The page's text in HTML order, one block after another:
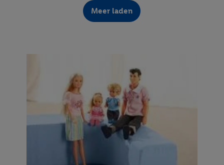
Meer laden